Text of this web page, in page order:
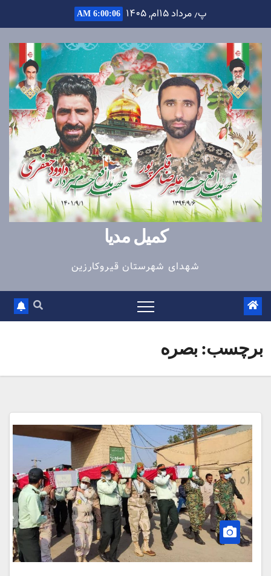
to
content
پ٫ مرداد ۱۵ام, ۱۴۰۵ 6:00:07 AM
کمیل مدیا
شهدای شهرستان قیروکارزین
برچسب:بصره